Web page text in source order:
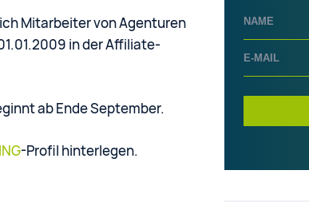
Mitarbeiter von Agenturen
in der Affiliate-
ab Ende September.
-Profil hinterlegen.